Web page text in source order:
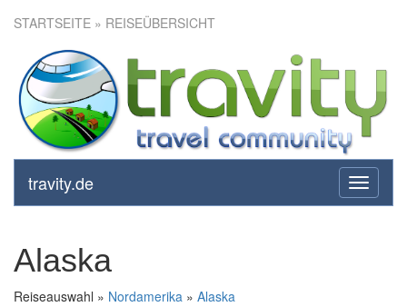
STARTSEITE » REISEÜBERSICHT
toggle
travity.de
Alaska
Reiseauswahl » Nordamerika » Alaska